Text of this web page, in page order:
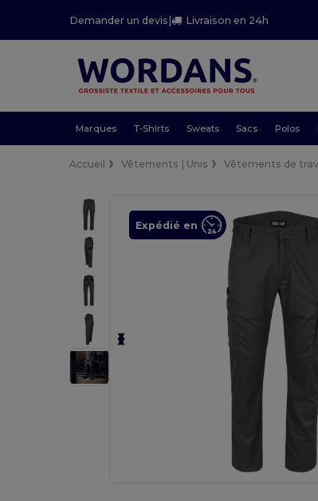
Demander un devis| Livraison en 24h
Marques T-Shirts Sweats Sacs Polos
Accueil Vêtements | Unis Vêtements de
Expédié en